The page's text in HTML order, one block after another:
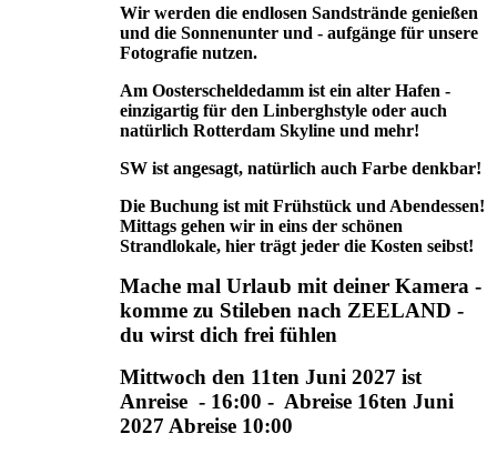
Wir werden die endlosen Sandstrände genießen
und die Sonnenunter und - aufgänge für unsere
Fotografie nutzen.
Am Oosterscheldedamm ist ein alter Hafen -
einzigartig für den Linberghstyle oder auch
natürlich Rotterdam Skyline und mehr!
SW ist angesagt, natürlich auch Farbe denkbar!
Die Buchung ist mit Frühstück und Abendessen!
Mittags gehen wir in eins der schönen
Strandlokale, hier trägt jeder die Kosten seibst!
Mache mal Urlaub mit deiner Kamera -
komme zu Stileben nach ZEELAND -
du wirst dich frei fühlen
Mittwoch den 11ten Juni 2027 ist
Anreise - 16:00 - Abreise 16ten Juni
2027 Abreise 10:00